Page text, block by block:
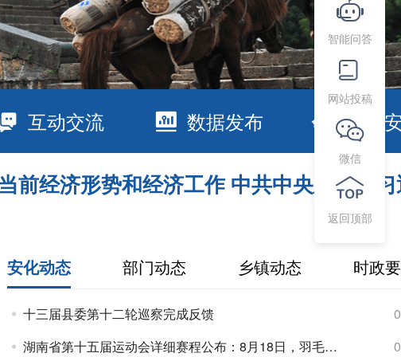
互动交流 数据发布 走进
前经济形势和经济工作 中共中央总书记
安化动态 部门动态 乡镇动态 时政
十三届县委第十二轮巡察完成反馈
湖南省第十五届运动会详细赛程公布：8月18日，羽毛球比赛将在安化开打！
智能问答
网站投稿
微信
返回顶部